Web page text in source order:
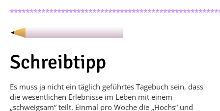
Schreibtipp
Es muss ja nicht ein täglich geführtes Tagebuch sein, dass
die wesentlichen Erlebnisse im Leben mit einem
„schweigsam“ teilt. Einmal pro Woche die „Hochs“ und